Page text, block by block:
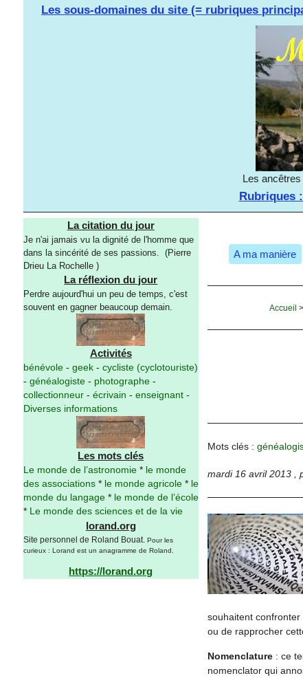
Les sous-domaines du site (= rubriques
Les
Rubriques :
La citation du jour
Je n'ai jamais vu la dignité de l'homme que
dans la sincérité de ses passions. (Pierre
Drieu La Rochelle )
La réflexion du jour
Perdre aujourd'hui un peu de temps, c'est
souvent en gagner beaucoup demain.
Activités
bénévole- geek- cycliste (cyclotouriste)
- généalogiste- photographe-
collectionneur- écrivain - enseignant-
Diverses informations
Les mots clés
Le monde de l’astronomie* le monde
des associations* le monde agricole* le
monde du langage* le monde de l’école
*
Le monde des sciences et de la vie
lorand.org
Site personnel de Roland Bouat. Pour les
curieux : Lorand est un anagramme de Roland.
https://lorand.org
A ma manière
Accueil >
Mots clés :
mardi 16 avril 2013 ,
souhaitent confronter
ou de rapprocher
Nomenclature: ce
nomenclator qui